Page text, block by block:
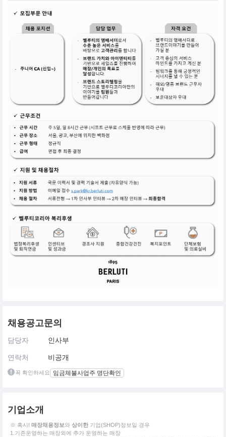
채용공고문의
담당자 인사부
연락처 비공개
꼭 확인하세요 임금체불사업주 명단확인
기업소개
※ 혹시! 매장채용정보와 상이한 기업(SHOP)정보일 경우
1.기존운영하는 매장외에 추가 운영하는 매장